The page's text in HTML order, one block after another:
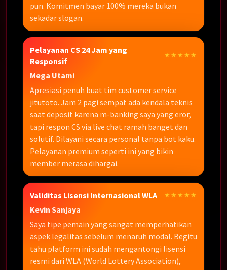
pun. Komitmen bayar 100% mereka bukan
sekadar slogan.
Pelayanan CS 24 Jam yang
Responsif
★★★★★
Mega Utami
Apresiasi penuh buat tim customer service
jitutoto. Jam 2 pagi sempat ada kendala teknis
saat deposit karena m-banking saya yang eror,
tapi respon CS via live chat ramah banget dan
solutif. Dilayani secara personal tanpa bot kaku.
Pelayanan premium seperti ini yang bikin
member merasa dihargai.
Validitas Lisensi Internasional WLA ★★★★★
Kevin Sanjaya
Saya tipe pemain yang sangat memperhatikan
aspek legalitas sebelum menaruh modal. Begitu
tahu platform ini sudah mengantongi lisensi
resmi dari WLA (World Lottery Association),